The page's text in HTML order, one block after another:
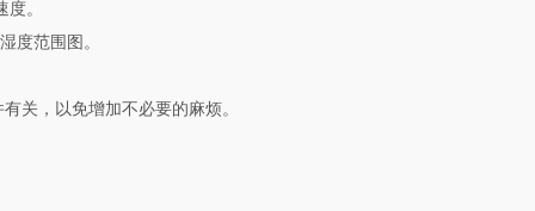
。
度范围图。
关，以免增加不必要的麻烦。